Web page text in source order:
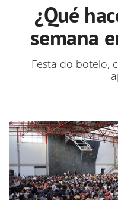
¿Qué
semana
Festa do botelo,